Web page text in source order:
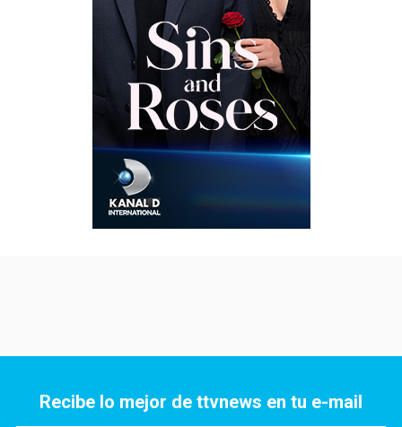
Recibe lo mejor de ttvnews en tu e-mail